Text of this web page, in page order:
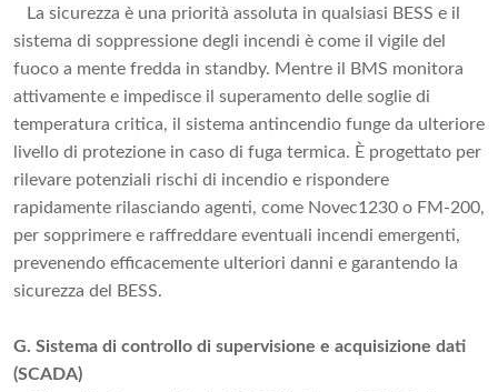
La sicurezza è una priorità assoluta in qualsiasi BESS e il
sistema di soppressione degli incendi è come il vigile del
fuoco a mente fredda in standby. Mentre il BMS monitora
attivamente e impedisce il superamento delle soglie di
temperatura critica, il sistema antincendio funge da ulteriore
livello di protezione in caso di fuga termica. È progettato per
rilevare potenziali rischi di incendio e rispondere
rapidamente rilasciando agenti, come Novec1230 o FM-200,
per sopprimere e raffreddare eventuali incendi emergenti,
prevenendo efficacemente ulteriori danni e garantendo la
sicurezza del BESS.
G. Sistema di controllo di supervisione e acquisizione dati
(SCADA)